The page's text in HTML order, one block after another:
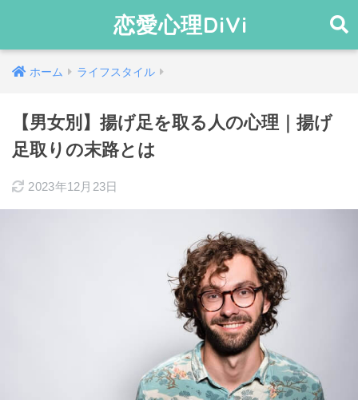
恋愛心理DiVi
ホーム ライフスタイル
【男女別】揚げ足を取る人の心理｜揚げ
足取りの末路とは
2023年12月23日